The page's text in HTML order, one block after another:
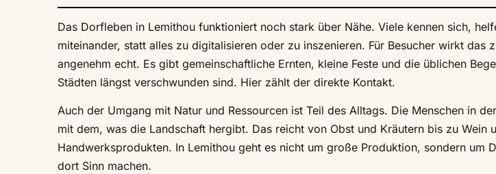
Das Dorfleben in Lemithou funktioniert noch stark über Nähe. Viele kennen sich,
miteinander, statt alles zu digitalisieren oder zu inszenieren. Für Besucher wirkt das
angenehm echt. Es gibt gemeinschaftliche Ernten, kleine Feste und die üblichen
Städten längst verschwunden sind. Hier zählt der direkte Kontakt.
Auch der Umgang mit Natur und Ressourcen ist Teil des Alltags. Die Menschen in
mit dem, was die Landschaft hergibt. Das reicht von Obst und Kräutern bis zu Wein
Handwerksprodukten. In Lemithou geht es nicht um große Produktion, sondern um
dort Sinn machen.